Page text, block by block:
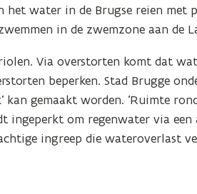
het water in de Brugse reien met
in de zwemzone aan de
Via overstorten komt dat
beperken. Stad Brugge
gemaakt worden. ‘Ruimte
ingeperkt om regenwater via
ingreep die wateroverlast